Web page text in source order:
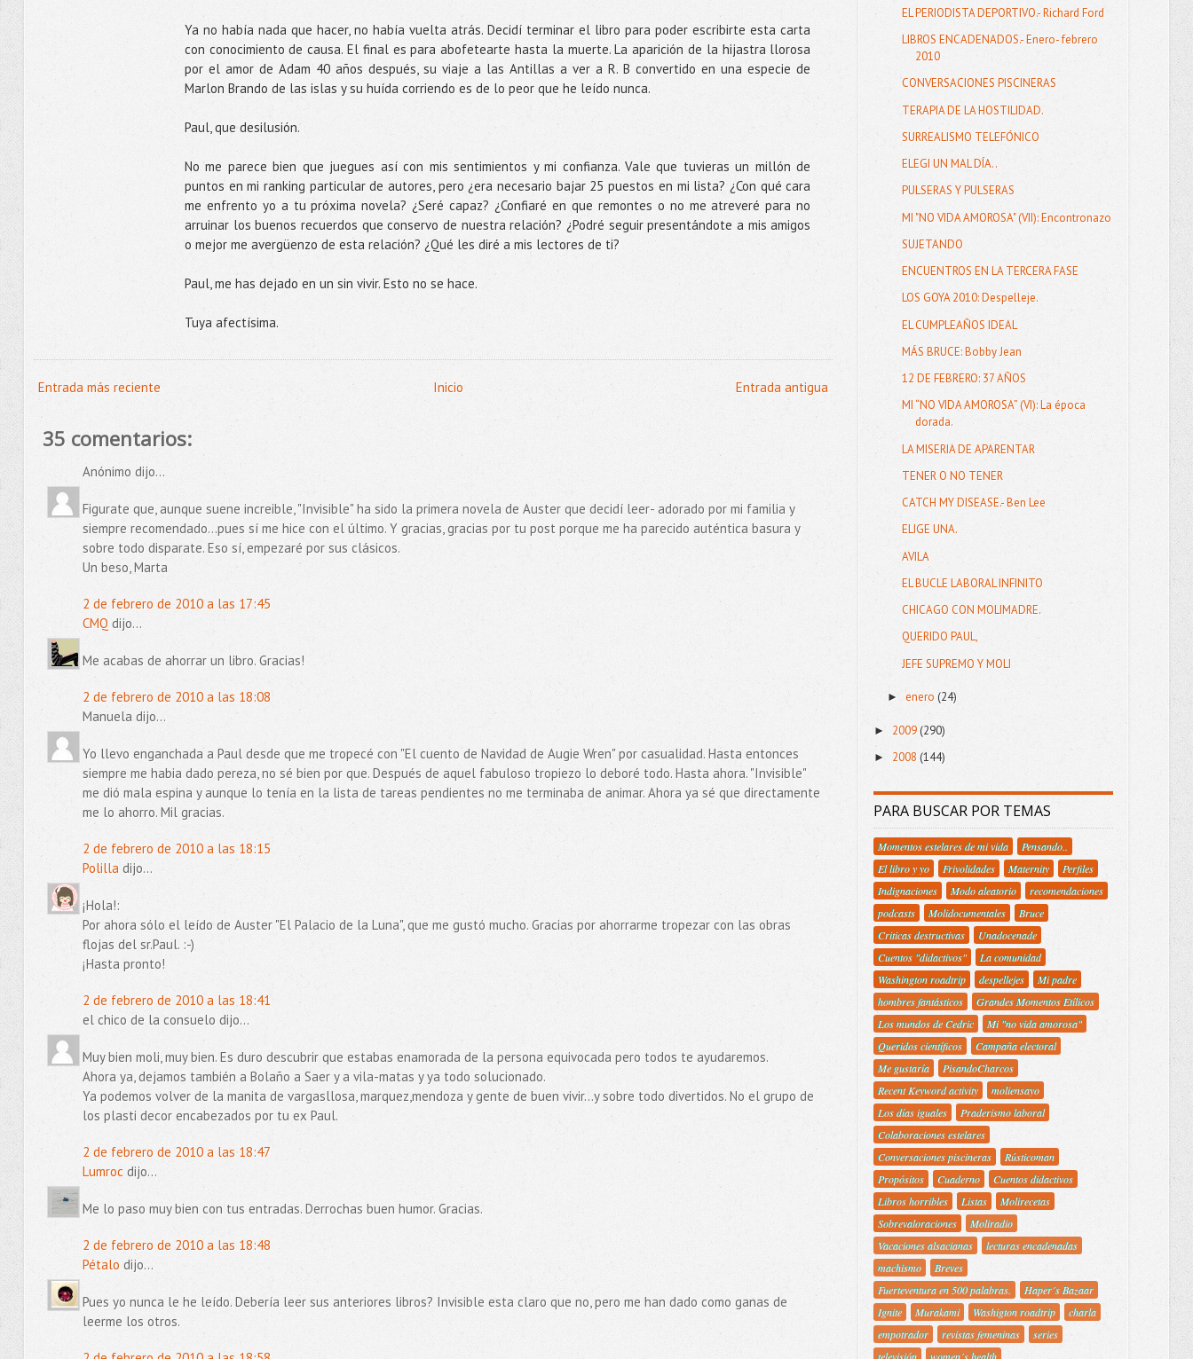
Ya no había nada que hacer, no había vuelta atrás. Decidí terminar el libro para poder escribirte esta carta
con conocimiento de causa. El final es para abofetearte hasta la muerte. La aparición de la hijastra llorosa
por el amor de Adam 40 años después, su viaje a las Antillas a ver a R. B convertido en una especie de
Marlon Brando de las islas y su huída corriendo es de lo peor que he leído nunca.
Paul, que desilusión.
No me parece bien que juegues así con mis sentimientos y mi confianza. Vale que tuvieras un millón de
puntos en mi ranking particular de autores, pero ¿era necesario bajar 25 puestos en mi lista? ¿Con qué cara
me enfrento yo a tu próxima novela? ¿Seré capaz? ¿Confiaré en que remontes o no me atreveré para no
arruinar los buenos recuerdos que conservo de nuestra relación? ¿Podré seguir presentándote a mis amigos
o mejor me avergüenzo de esta relación? ¿Qué les diré a mis lectores de ti?
Paul, me has dejado en un sin vivir. Esto no se hace.
Tuya afectísima.
Entrada más reciente Entrada antigua
Inicio
35 comentarios:
Anónimo dijo...
Figurate que, aunque suene increible, "Invisible" ha sido la primera novela de Auster que decidí leer- adorado por mi familia y
siempre recomendado...pues sí me hice con el último. Y gracias, gracias por tu post porque me ha parecido auténtica basura y
sobre todo disparate. Eso sí, empezaré por sus clásicos.
Un beso, Marta
2 de febrero de 2010 a las 17:45
CMQ dijo...
Me acabas de ahorrar un libro. Gracias!
2 de febrero de 2010 a las 18:08
Manuela dijo...
Yo llevo enganchada a Paul desde que me tropecé con "El cuento de Navidad de Augie Wren" por casualidad. Hasta entonces
siempre me habia dado pereza, no sé bien por que. Después de aquel fabuloso tropiezo lo deboré todo. Hasta ahora. "Invisible"
me dió mala espina y aunque lo tenía en la lista de tareas pendientes no me terminaba de animar. Ahora ya sé que directamente
me lo ahorro. Mil gracias.
2 de febrero de 2010 a las 18:15
Polilladijo...
¡Hola!:
Por ahora sólo el leído de Auster "El Palacio de la Luna", que me gustó mucho. Gracias por ahorrarme tropezar con las obras
flojas del sr.Paul. :-)
¡Hasta pronto!
2 de febrero de 2010 a las 18:41
el chico de la consuelo dijo...
Muy bien moli, muy bien. Es duro descubrir que estabas enamorada de la persona equivocada pero todos te ayudaremos.
Ahora ya, dejamos también a Bolaño a Saer y a vila-matas y ya todo solucionado.
Ya podemos volver de la manita de vargasllosa, marquez,mendoza y gente de buen vivir...y sobre todo divertidos. No el grupo de
los plasti decor encabezados por tu ex Paul.
2 de febrero de 2010 a las 18:47
Lumrocdijo...
Me lo paso muy bien con tus entradas. Derrochas buen humor. Gracias.
2 de febrero de 2010 a las 18:48
Pétalo dijo...
Pues yo nunca le he leído. Debería leer sus anteriores libros? Invisible esta claro que no, pero me han dado como ganas de
leerme los otros.
EL PERIODISTA DEPORTIVO.- Richard Ford
LIBROS ENCADENADOS.- Enero- febrero
2010
CONVERSACIONES PISCINERAS
TERAPIA DE LA HOSTILIDAD.
SURREALISMO TELEFÓNICO
ELEGI UN MAL DÍA..
PULSERAS Y PULSERAS
MI "NO VIDA AMOROSA" (VII): Encontronazo
SUJETANDO
ENCUENTROS EN LA TERCERA FASE
LOS GOYA 2010: Despelleje.
EL CUMPLEAÑOS IDEAL
MÁS BRUCE: Bobby Jean
12 DE FEBRERO: 37 AÑOS
MI “NO VIDA AMOROSA” (VI): La época
dorada.
LA MISERIA DE APARENTAR
TENER O NO TENER
CATCH MY DISEASE.- Ben Lee
ELIGE UNA.
AVILA
EL BUCLE LABORAL INFINITO
CHICAGO CON MOLIMADRE.
QUERIDO PAUL,
JEFE SUPREMO Y MOLI
►enero (24)
► 2009(290)
► 2008 (144)
PARA BUSCAR POR TEMAS
Momentos estelares de mi vida
Pensando..
El libro y yo
Frivolidades Maternity
Perfiles
Indignaciones
Modo aleatorio
recomendaciones
podcasts
Molidocumentales
Bruce
Criticas destructivas
Unadocenade
Cuentos "didactivos"
La comunidad
Washington roadtrip
despellejes
Mi padre
hombres fantásticos
Grandes Momentos Etílicos
Los mundos de Cedric
Mi "no vida amorosa"
Queridos científicos
Campaña electoral
Me gustaría
PisandoCharcos
Recent Keyword activity
moliensayo
Los días iguales
Praderismo laboral
Colaboraciones estelares
Conversaciones piscineras
Rústicoman
Propósitos
Cuaderno
Cuentos didactivos
Libros horribles
Listas
Molirecetas
Sobrevaloraciones
Moliradio
Vacaciones alsacianas
lecturas encadenadas
machismo
Breves
Fuerteventura en 500 palabras.
Haper´s Bazaar
Ignite
Murakami Washigton roadtrip
charla
empotrador
revistas femeninas
series